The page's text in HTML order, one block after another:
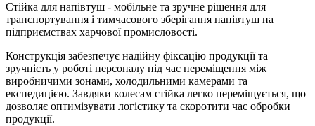
Стійка для напівтуш - мобільне та зручне рішення для
транспортування і тимчасового зберігання напівтуш на
підприємствах харчової промисловості.
Конструкція забезпечує надійну фіксацію продукції та
зручність у роботі персоналу під час переміщення між
виробничими зонами, холодильними камерами та
експедицією. Завдяки колесам стійка легко переміщується, що
дозволяє оптимізувати логістику та скоротити час обробки
продукції.